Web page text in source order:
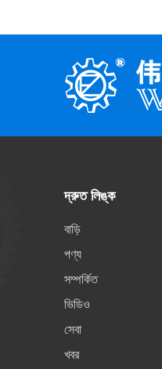
দ্রুত লিঙ্ক
বাড়ি
পণ্য
সম্পর্কিত
ভিডিও
সেবা
খবর